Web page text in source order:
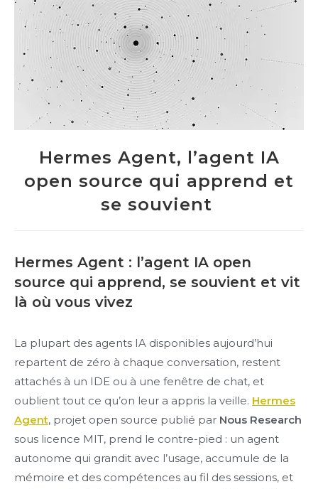
Hermes Agent, l’agent IA
open source qui apprend et
se souvient
Hermes Agent : l’agent IA open
source qui apprend, se souvient et vit
là où vous vivez
La plupart des agents IA disponibles aujourd’hui
repartent de zéro à chaque conversation, restent
attachés à un IDE ou à une fenêtre de chat, et
oublient tout ce qu’on leur a appris la veille. Hermes
Agent, projet open source publié par Nous Research
sous licence MIT, prend le contre-pied : un agent
autonome qui grandit avec l’usage, accumule de la
mémoire et des compétences au fil des sessions, et